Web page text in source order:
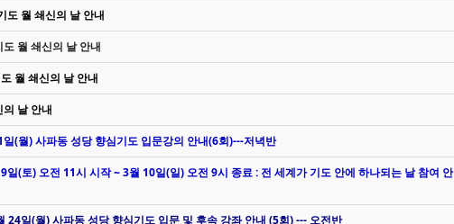
도 월 쇄신의 날 안내
월 쇄신의 날 안내
월 쇄신의 날 안내
날 안내
(월) 사파동 성당 향심기도 입문강의 안내(6회)---저녁반
(토) 오전 11시 시작 ~ 3월 10일(일) 오전 9시 종료 : 전 세계가 기도 안에 하나되는 날 참여 안
24일(월) 사파동 성당 향심기도 입문 및 후속 강좌 안내 (5회) --- 오전반